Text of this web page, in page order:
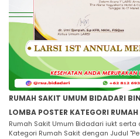
RUMAH SAKIT UMUM BIDADARI
LOMBA POSTER KATEGORI
Rumah Sakit Umum Bidadari iukt
Kategori Rumah Sakit dengan Judul "Pe